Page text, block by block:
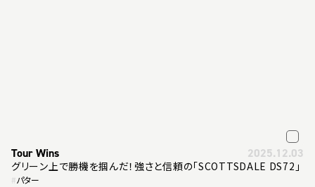
Tour Wins 2025.12.03
グリーン上で勝機を掴んだ！強さと信頼の「SCOTTSDALE DS72」
#パター